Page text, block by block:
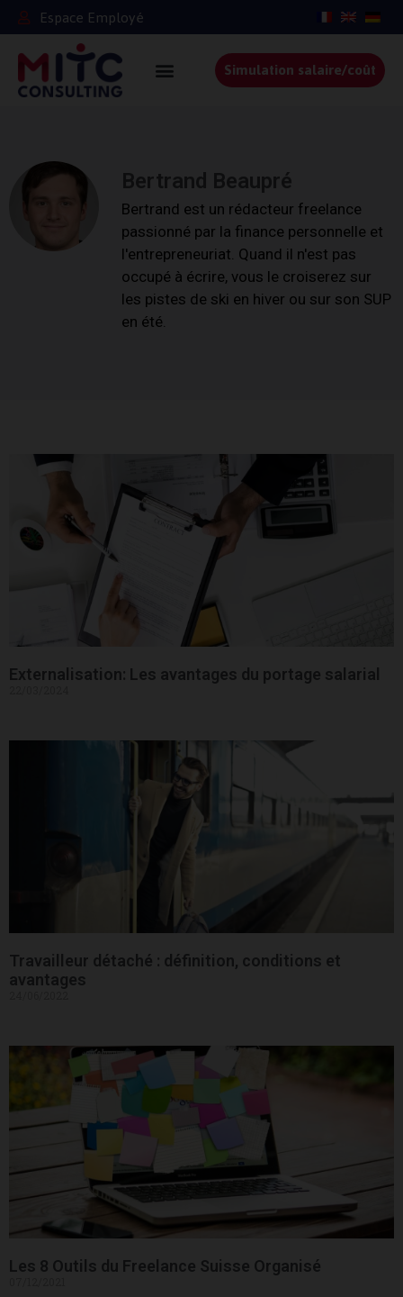
Espace Employé
Simulation salaire/coût
Bertrand Beaupré
Bertrand est un rédacteur freelance
passionné par la finance personnelle et
l'entrepreneuriat. Quand il n'est pas
occupé à écrire, vous le croiserez sur
les pistes de ski en hiver ou sur son SUP
en été.
Externalisation: Les avantages du portage salarial
Travailleur détaché : définition, conditions et
avantages
Les 8 Outils du Freelance Suisse Organisé